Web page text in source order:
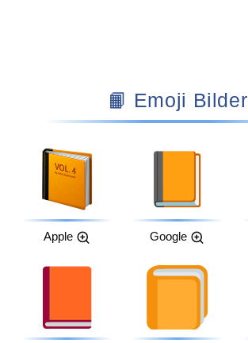
📙 Emoji Bilder
Apple Google